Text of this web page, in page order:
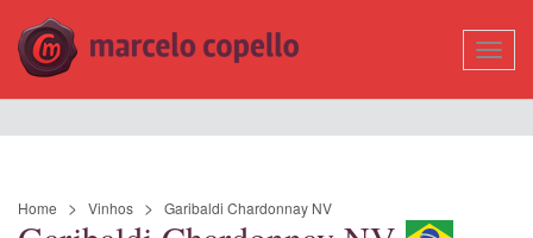
Home Vinhos Garibaldi Chardonnay NV